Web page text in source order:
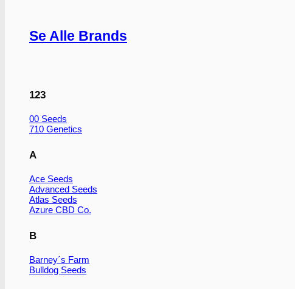
Se Alle Brands
123
00 Seeds
710 Genetics
A
Ace Seeds
Advanced Seeds
Atlas Seeds
Azure CBD Co.
B
Barney´s Farm
Bulldog Seeds